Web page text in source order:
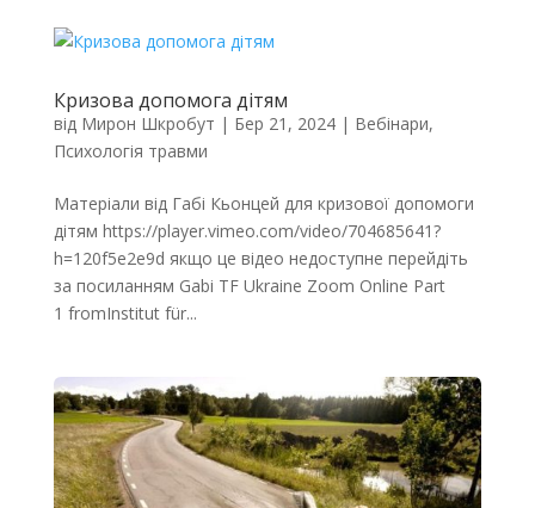
Кризова допомога дітям
від Мирон Шкробут | Бер 21, 2024| Вебінари,
Психологія травми
Матеріали від Габі Кьонцей для кризової допомоги
дітям https://player.vimeo.com/video/704685641?
h=120f5e2e9d якщо це відео недоступне перейдіть
за посиланням Gabi TF Ukraine Zoom Online Part
1 fromInstitut für...